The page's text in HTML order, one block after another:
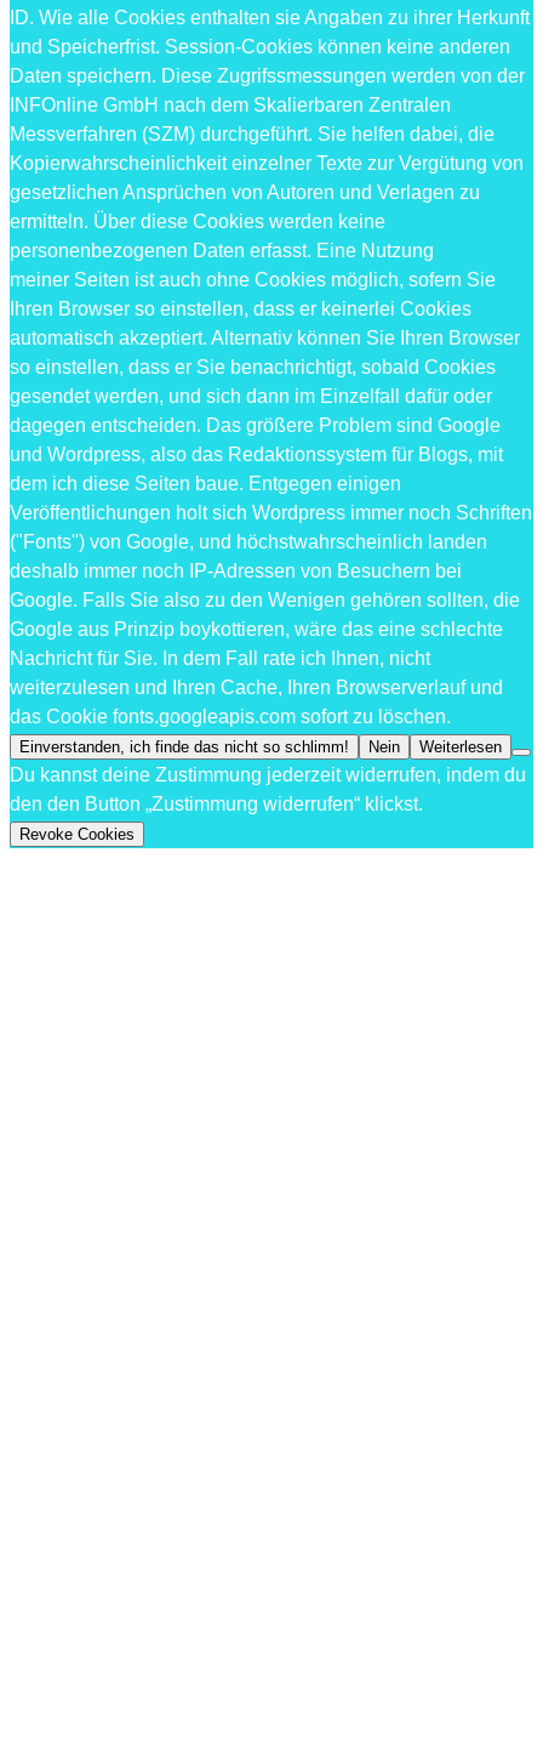
ID. Wie alle Cookies enthalten sie Angaben zu ihrer Herkunft
und Speicherfrist. Session-Cookies können keine anderen
Daten speichern. Diese Zugrifssmessungen werden von der
INFOnline GmbH nach dem Skalierbaren Zentralen
Messverfahren (SZM) durchgeführt. Sie helfen dabei, die
Kopierwahrscheinlichkeit einzelner Texte zur Vergütung von
gesetzlichen Ansprüchen von Autoren und Verlagen zu
ermitteln. Über diese Cookies werden keine
personenbezogenen Daten erfasst. Eine Nutzung
meiner Seiten ist auch ohne Cookies möglich, sofern Sie
Ihren Browser so einstellen, dass er keinerlei Cookies
automatisch akzeptiert. Alternativ können Sie Ihren Browser
so einstellen, dass er Sie benachrichtigt, sobald Cookies
gesendet werden, und sich dann im Einzelfall dafür oder
dagegen entscheiden. Das größere Problem sind Google
und Wordpress, also das Redaktionssystem für Blogs, mit
dem ich diese Seiten baue. Entgegen einigen
Veröffentlichungen holt sich Wordpress immer noch Schriften
("Fonts") von Google, und höchstwahrscheinlich landen
deshalb immer noch IP-Adressen von Besuchern bei
Google. Falls Sie also zu den Wenigen gehören sollten, die
Google aus Prinzip boykottieren, wäre das eine schlechte
Nachricht für Sie. In dem Fall rate ich Ihnen, nicht
weiterzulesen und Ihren Cache, Ihren Browserverlauf und
das Cookie fonts.googleapis.com sofort zu löschen.
Einverstanden, ich finde das nicht so schlimm! Nein Weiterlesen
Du kannst deine Zustimmung jederzeit widerrufen, indem du
den den Button „Zustimmung widerrufen“ klickst.
Revoke Cookies